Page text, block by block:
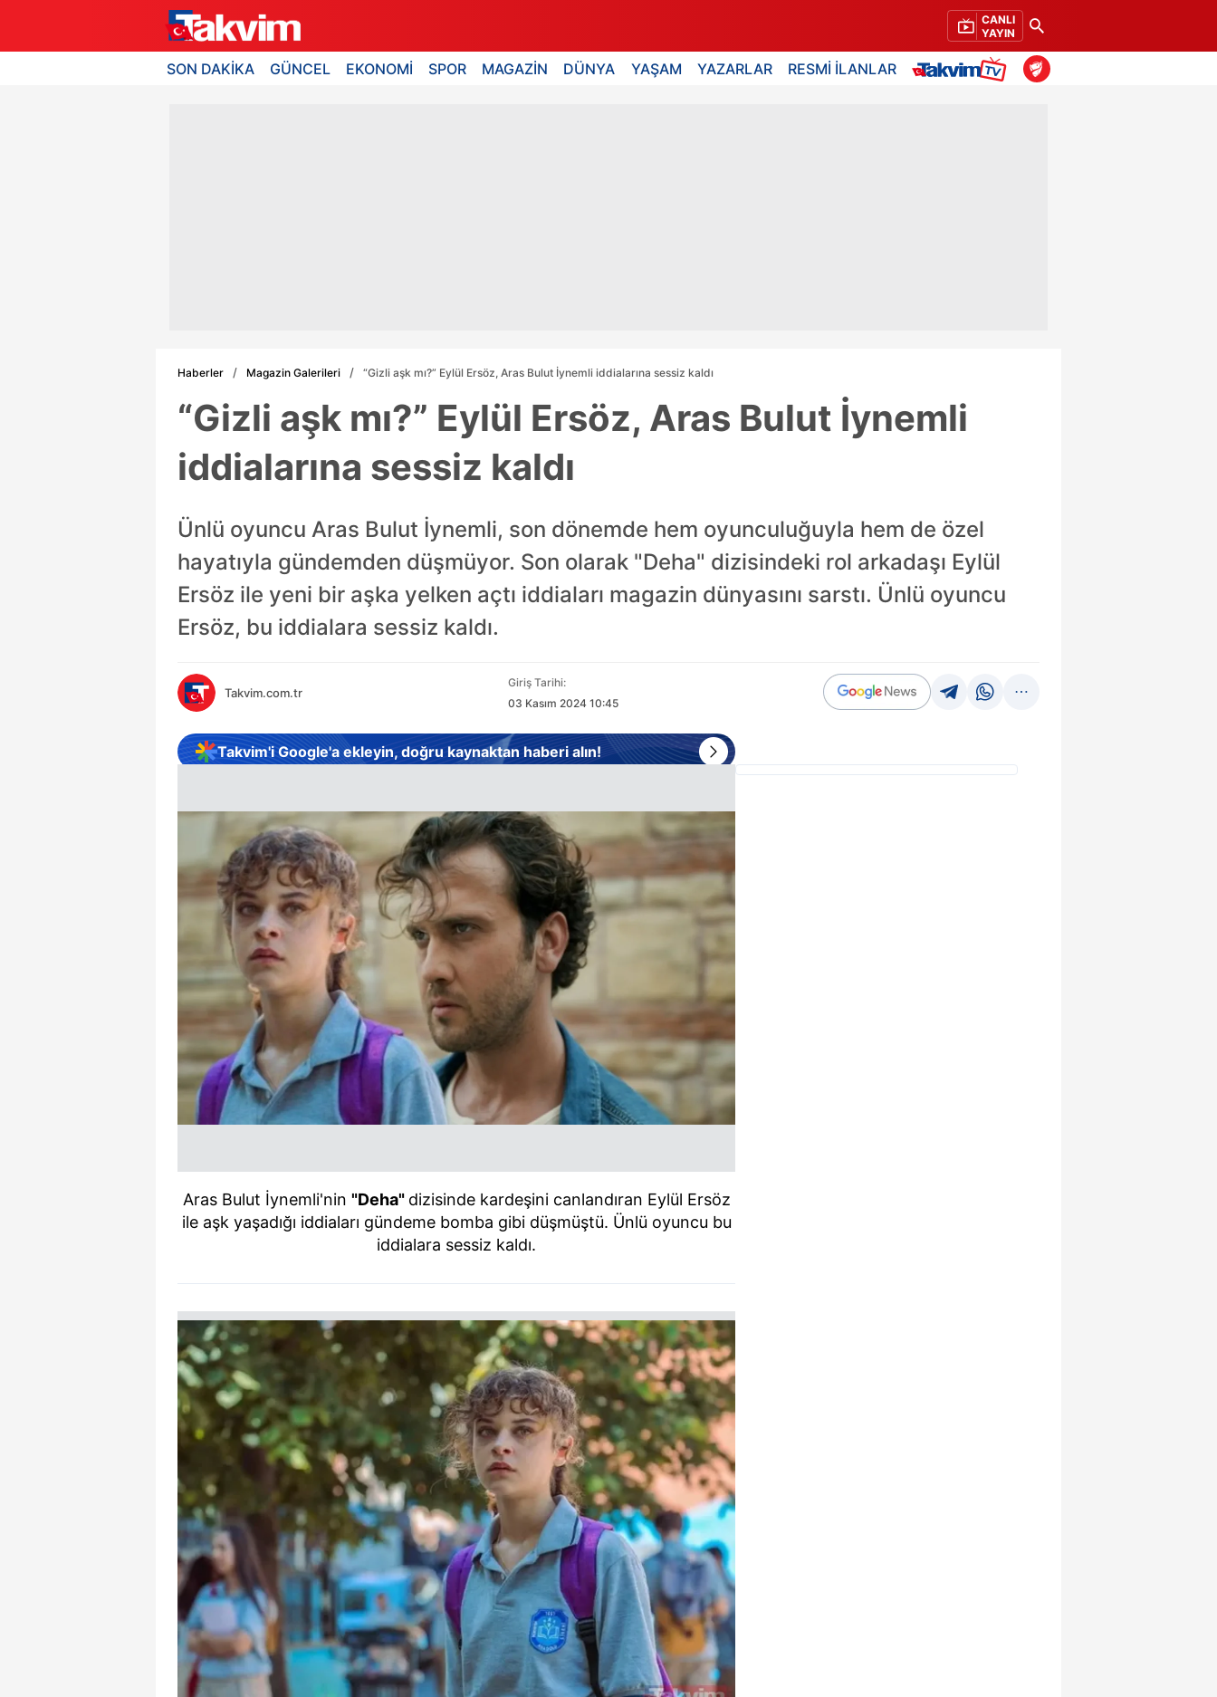
CANLI
YAYIN
SON DAKİKA GÜNCEL EKONOMİ SPOR MAGAZİN DÜNYA YAŞAM YAZARLAR RESMİ İLANLAR
Haberler Magazin Galerileri “Gizli aşk mı?” Eylül Ersöz, Aras Bulut İynemli iddialarına sessiz kaldı
“Gizli aşk mı?” Eylül Ersöz, Aras Bulut İynemli
iddialarına sessiz kaldı
Ünlü oyuncu Aras Bulut İynemli, son dönemde hem oyunculuğuyla hem de özel
hayatıyla gündemden düşmüyor. Son olarak "Deha" dizisindeki rol arkadaşı Eylül
Ersöz ile yeni bir aşka yelken açtı iddiaları magazin dünyasını sarstı. Ünlü oyuncu
Ersöz, bu iddialara sessiz kaldı.
Takvim.com.tr
Giriş Tarihi:
03 Kasım 2024 10:45
Takvim'i Google'a ekleyin, doğru kaynaktan haberi alın!
Aras Bulut İynemli'nin "Deha" dizisinde kardeşini canlandıran Eylül Ersöz
ile aşk yaşadığı iddiaları gündeme bomba gibi düşmüştü. Ünlü oyuncu bu
iddialara sessiz kaldı.